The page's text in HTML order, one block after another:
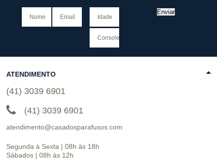
Enviar
ATENDIMENTO
(41) 3039 6901
(41) 3039 6901
atendimento@casadosparafusos.com
Segunda à Sexta | 08h às 18h
Sábados | 08h às 12h